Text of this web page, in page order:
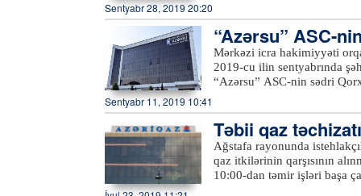
tullantılarından
və Təbii Sərvətlər
nazirliyin digər yerli
Şəhər Mənzil-Kommunal
ümumilikdə, 100-dən çox
Sentyabr 28, 2019 20:20
“Azərsu” ASC-
Mərkəzi icra hakimiyyəti
2019-cu ilin sentyabrında
“Azərsu” ASC-nin sədri
sentyabrın 19-da “Azərsu”
Göygöl və Daşkəsən
müavini Etibar Məmmədov
sakinlərini qəbul
Naftalan sukanal
təchizatı və kanalizasiya
Sentyabr 11, 2019 10:41
Təbii qaz
Ağstafa rayonunda
qaz itkilərinin qarşısının
10:00-dan təmir işləri başa